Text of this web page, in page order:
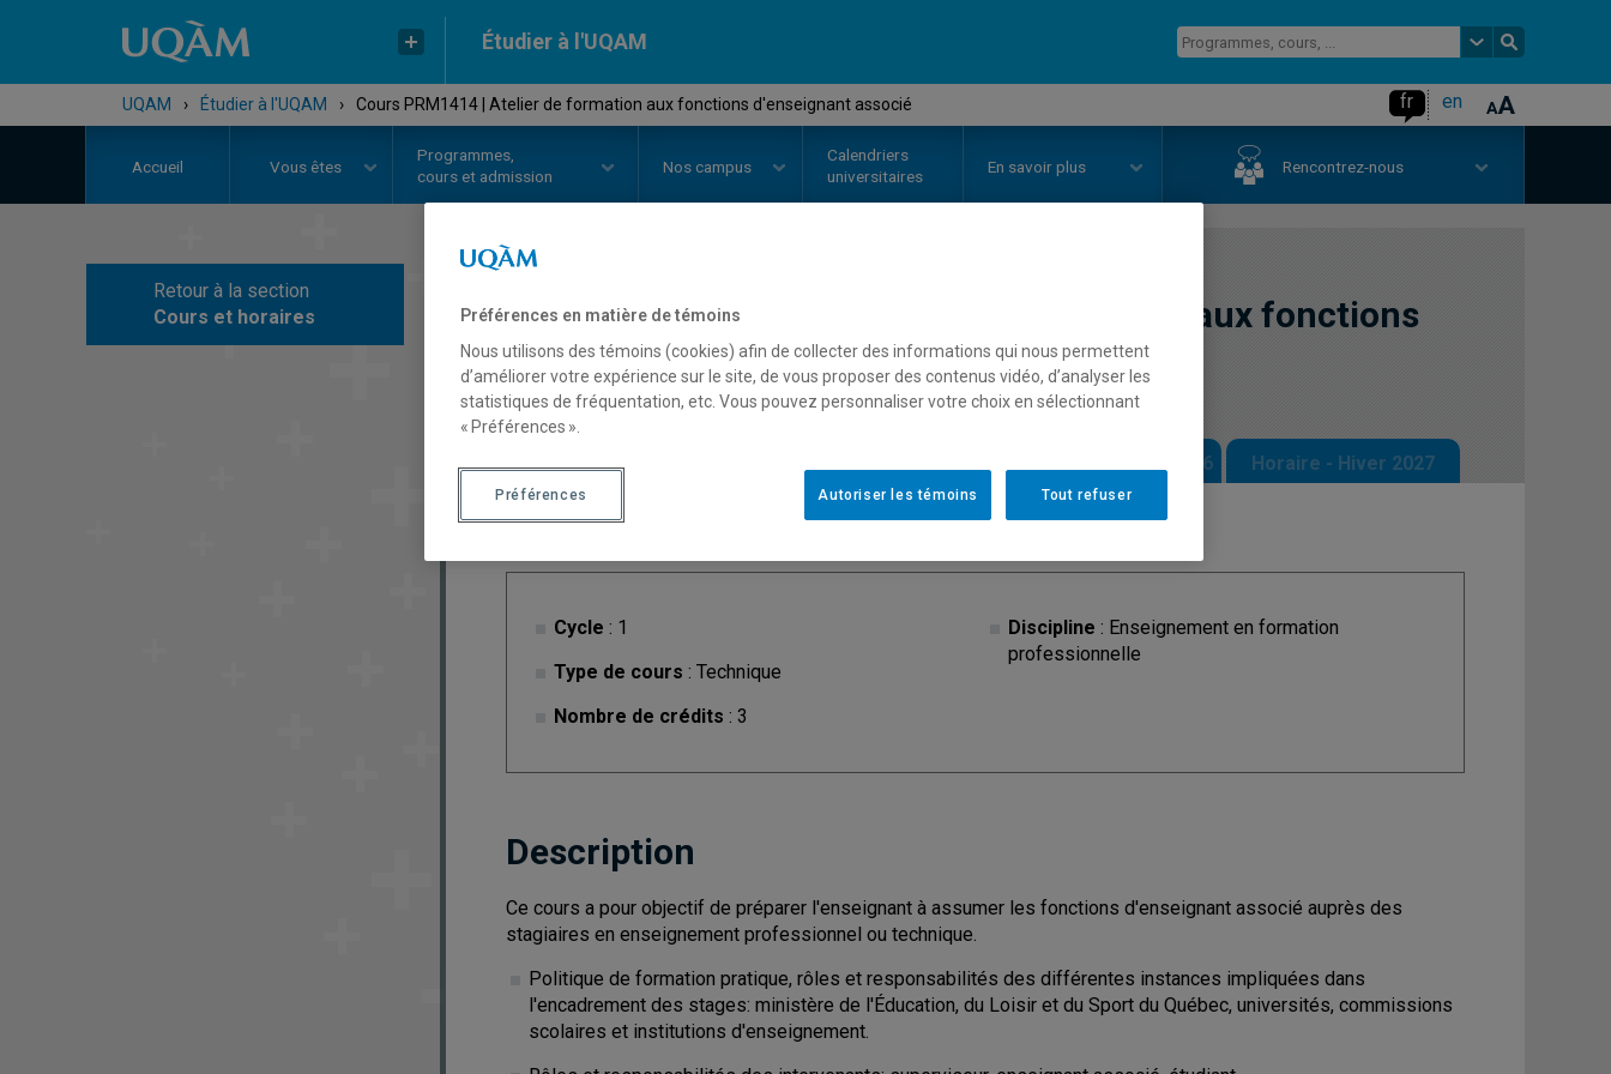
Étudier à l'UQAM
UQAM › Étudier à l'UQAM › Cours PRM1414 | Atelier de formation aux fonctions d'enseignant associé fr en
Accueil Vous êtes
Programmes,
cours et admission
Nos campus
Calendriers
universitaires
En savoir plus Rencontrez-nous
Retour à la section
Cours et horaires
COURS// PRM1414
Atelier de formation aux fonctions
d'enseignant associé
Description Horaire - Automne 2026 Horaire - Hiver 2027
Cycle : 1
Type de cours : Technique
Nombre de crédits : 3
Discipline : Enseignement en formation
professionnelle
Description
Ce cours a pour objectif de préparer l'enseignant à assumer les fonctions d'enseignant associé auprès des
stagiaires en enseignement professionnel ou technique.
Politique de formation pratique, rôles et responsabilités des différentes instances impliquées dans
l'encadrement des stages: ministère de l'Éducation, du Loisir et du Sport du Québec, universités, commissions
scolaires et institutions d'enseignement.
Préférences en matière de témoins
Nous utilisons des témoins (cookies) afin de collecter des informations qui nous permettent
d’améliorer votre expérience sur le site, de vous proposer des contenus vidéo, d’analyser les
statistiques de fréquentation, etc. Vous pouvez personnaliser votre choix en sélectionnant
« Préférences ».
Tout refuser
Autoriser les témoins
Préférences